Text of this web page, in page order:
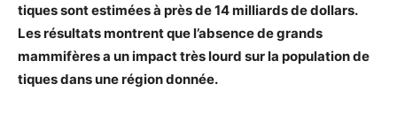
tiques sont estimées à près de 14 milliards de dollars.
Les résultats montrent que l’absence de grands
mammifères a un impact très lourd sur la population de
tiques dans une région donnée.